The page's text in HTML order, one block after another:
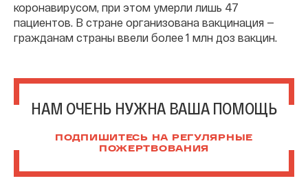
коронавирусом, при этом умерли лишь 47
пациентов. В стране организована вакцинация —
гражданам страны ввели более 1 млн доз вакцин.
НАМ ОЧЕНЬ НУЖНА ВАША ПОМОЩЬ
ПОДПИШИТЕСЬ НА РЕГУЛЯРНЫЕ
ПОЖЕРТВОВАНИЯ